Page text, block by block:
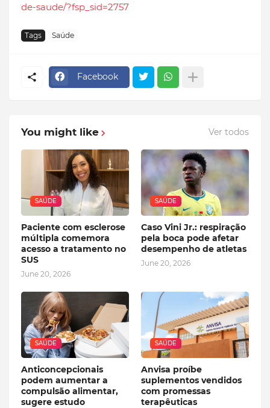
de-saude/?fsp_sid=2757
Tags Saúde
Facebook
You might like Ver todos
SAÚDE
Paciente com esclerose
múltipla comemora
acesso a tratamento no
SUS
June 20, 2026
SAÚDE
Caso Vini Jr.: respiração
pela boca pode afetar
desempenho de atletas
June 20, 2026
SAÚDE
Anticoncepcionais
podem aumentar a
compulsão alimentar,
sugere estudo
SAÚDE
Anvisa proíbe
suplementos vendidos
com promessas
terapêuticas